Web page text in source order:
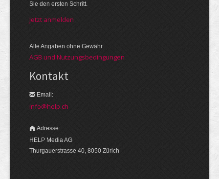
Sie den ersten Schritt.
Jetzt anmelden
Alle Angaben ohne Gewähr
AGB und Nutzungsbedingungen
Kontakt
Email:
info@help.ch
Adresse:
HELP Media AG
Thurgauerstrasse 40, 8050 Zürich